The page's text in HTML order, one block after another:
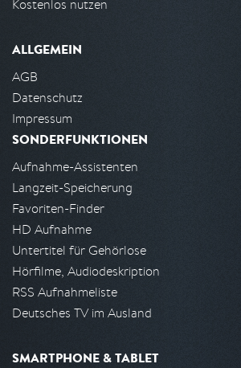
Kostenlos nutzen
ALLGEMEIN
AGB
Datenschutz
Impressum
SONDERFUNKTIONEN
Aufnahme-Assistenten
Langzeit-Speicherung
Favoriten-Finder
HD Aufnahme
Untertitel für Gehörlose
Hörfilme, Audiodeskription
RSS Aufnahmeliste
Deutsches TV im Ausland
SMARTPHONE & TABLET